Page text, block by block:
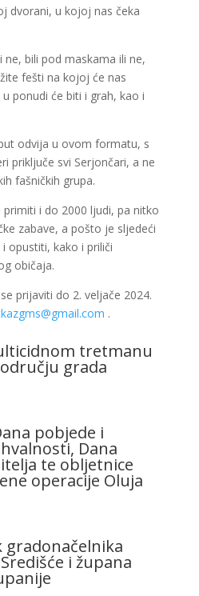
dvorani, u kojoj nas čeka
ne, bili pod maskama ili ne,
fešti na kojoj će nas
ponudi će biti i grah, kao i
odvija u ovom formatu, s
priključe svi Serjončari, a ne
fašničkih grupa.
i do 2000 ljudi, pa nitko
zabave, a pošto je sljedeći
opustiti, kako i priliči
običaja.
prijaviti do 2. veljače 2024.
.
tretmanu
grada
pobjede i
Dana
te obljetnice
operacije Oluja
gradonačelnika
i župana